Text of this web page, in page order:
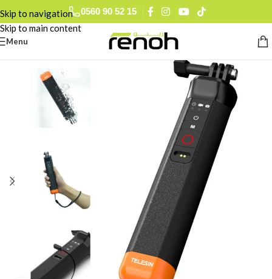
Skip to navigation
Skip to main content
0560 90 52 15
Menu